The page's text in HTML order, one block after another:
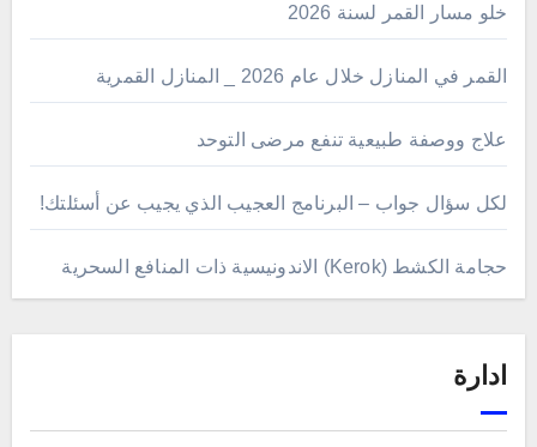
خلو مسار القمر لسنة 2026
القمر في المنازل خلال عام 2026 _ المنازل القمرية
علاج ووصفة طبيعية تنفع مرضى التوحد
لكل سؤال جواب – البرنامج العجيب الذي يجيب عن أسئلتك!
حجامة الكشط (Kerok) الاندونيسية ذات المنافع السحرية
ادارة